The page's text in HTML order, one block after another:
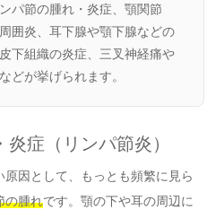
パ節の腫れ・炎症、顎関節
囲炎、耳下腺や顎下腺などの
下組織の炎症、三叉神経痛や
どが挙げられます。
症（リンパ節炎）
因として、もっとも頻繁に見ら
の腫れです。顎の下や耳の周辺に